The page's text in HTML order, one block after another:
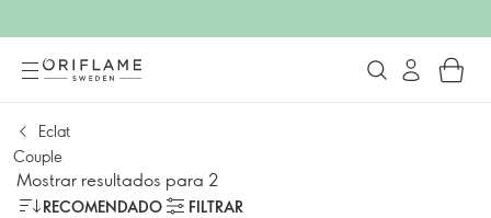
Eclat
Couple
Mostrar resultados para 2
RECOMENDADO FILTRAR